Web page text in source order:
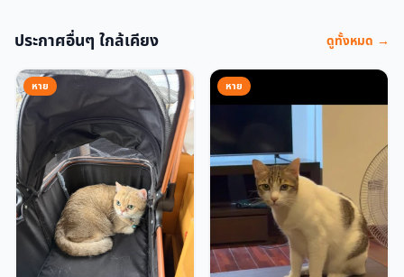
ประกาศอื่นๆ ใกล้เคียง ดูทั้งหมด →
หาย หาย